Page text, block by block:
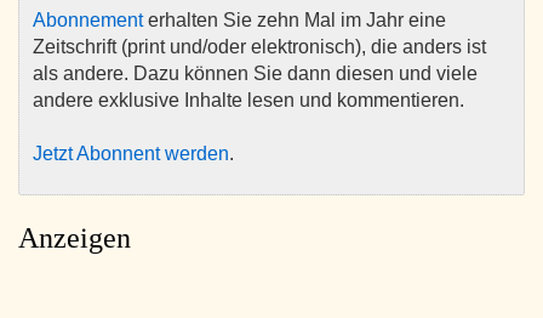
Abonnementerhalten Sie zehn Mal im Jahr eine
Zeitschrift (print und/oder elektronisch), die anders ist
als andere. Dazu können Sie dann diesen und viele
andere exklusive Inhalte lesen und kommentieren.
Jetzt Abonnent werden.
Anzeigen